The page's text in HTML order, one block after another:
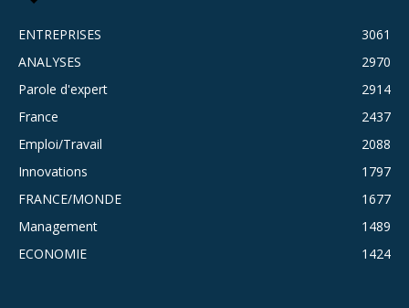
ENTREPRISES
3061
ANALYSES
2970
Parole d'expert
2914
France
2437
Emploi/Travail
2088
Innovations
1797
FRANCE/MONDE
1677
Management
1489
ECONOMIE
1424